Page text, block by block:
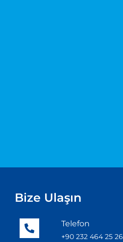
Bize Ulaşın
Telefon
+90 232 464 25 26